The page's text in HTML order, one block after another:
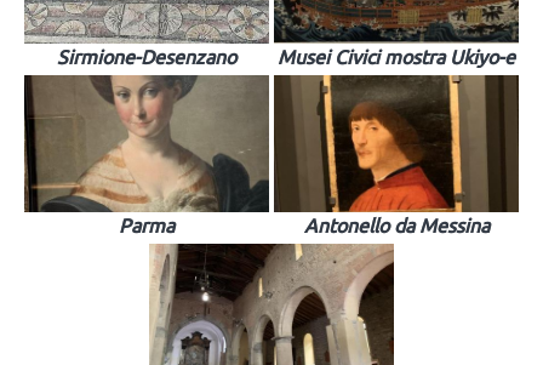
Sirmione-Desenzano Musei Civici mostra Ukiyo-e
Parma Antonello da Messina